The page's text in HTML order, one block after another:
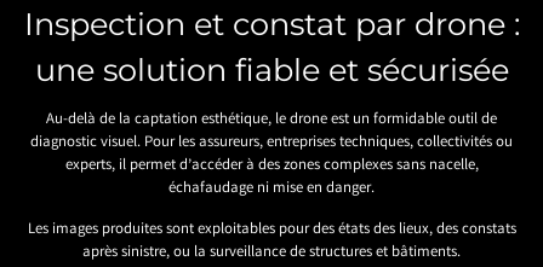
Inspection et constat par drone :
une solution fiable et sécurisée
Au-delà de la captation esthétique, le drone est un formidable outil de
diagnostic visuel. Pour les assureurs, entreprises techniques, collectivités ou
experts, il permet d’accéder à des zones complexes sans nacelle,
échafaudage ni mise en danger.
Les images produites sont exploitables pour des états des lieux, des constats
après sinistre, ou la surveillance de structures et bâtiments.